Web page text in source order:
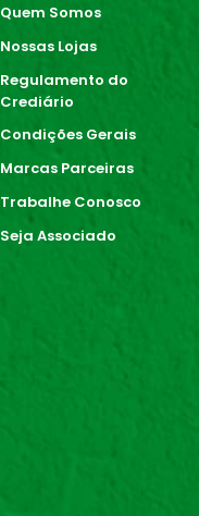
Quem Somos
Nossas Lojas
Regulamento do
Crediário
Condições Gerais
Marcas Parceiras
Trabalhe Conosco
Seja Associado